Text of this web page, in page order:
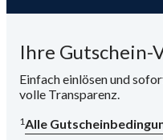
Ihre Gutschein-
Einfach einlösen und
volle Transparenz.
1Alle